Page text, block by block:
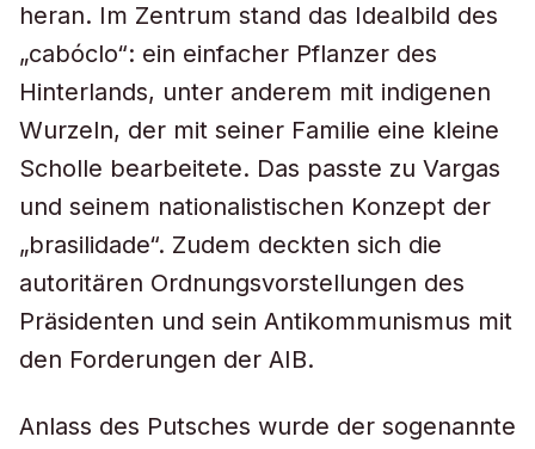
heran. Im Zentrum stand das Idealbild des
„cabóclo“: ein einfacher Pflanzer des
Hinterlands, unter anderem mit indigenen
Wurzeln, der mit seiner Familie eine kleine
Scholle bearbeitete. Das passte zu Vargas
und seinem nationalistischen Konzept der
„brasilidade“. Zudem deckten sich die
autoritären Ordnungsvorstellungen des
Präsidenten und sein Antikommunismus mit
den Forderungen der AIB.
Anlass des Putsches wurde der sogenannte